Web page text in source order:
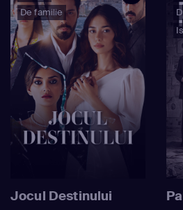
De familie
Jocul Destinului